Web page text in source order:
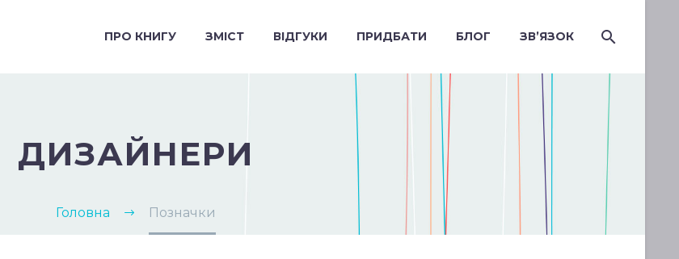
ПРО КНИГУ ЗМІСТ ВІДГУКИ ПРИДБАТИ БЛОГ ЗВ’ЯЗОК
ДИЗАЙНЕРИ
Головна Позначки